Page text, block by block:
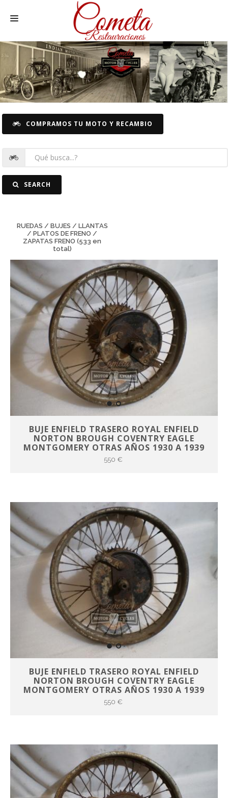
MOTOS NACIONALES Y OTRAS
REC. MOTOS
COMPRAMOS TU MOTO Y RECAMBIO
SEARCH
RUEDAS / BUJES / LLANTAS
/ PLATOS DE FRENO /
ZAPATAS FRENO (533 en
total)
BUJE ENFIELD TRASERO ROYAL ENFIELD
NORTON BROUGH COVENTRY EAGLE
MONTGOMERY OTRAS AÑOS 1930 A 1939
550 €
BUJE ENFIELD TRASERO ROYAL ENFIELD
NORTON BROUGH COVENTRY EAGLE
MONTGOMERY OTRAS AÑOS 1930 A 1939
550 €